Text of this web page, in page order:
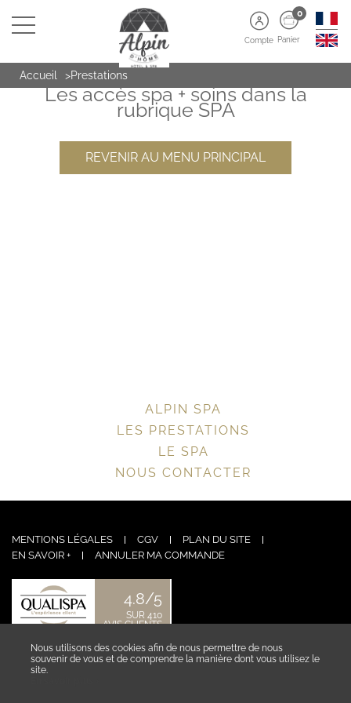
Nous utilisons des cookies afin de nous permettre de nous
souvenir de vous et de comprendre la manière dont vous utilisez le
site.
Compte
0
Panier
Accueil Prestations
Découvrez nos prestations
Les accès spa + soins dans la
rubrique SPA
REVENIR AU MENU PRINCIPAL
ALPIN SPA
LES PRESTATIONS
LE SPA
NOUS CONTACTER
MENTIONS LÉGALES CGV
PLAN DU SITE
EN SAVOIR +
ANNULER MA COMMANDE
4.8/5
SUR 410
AVIS CLIENTS
NOUS CONTACTER